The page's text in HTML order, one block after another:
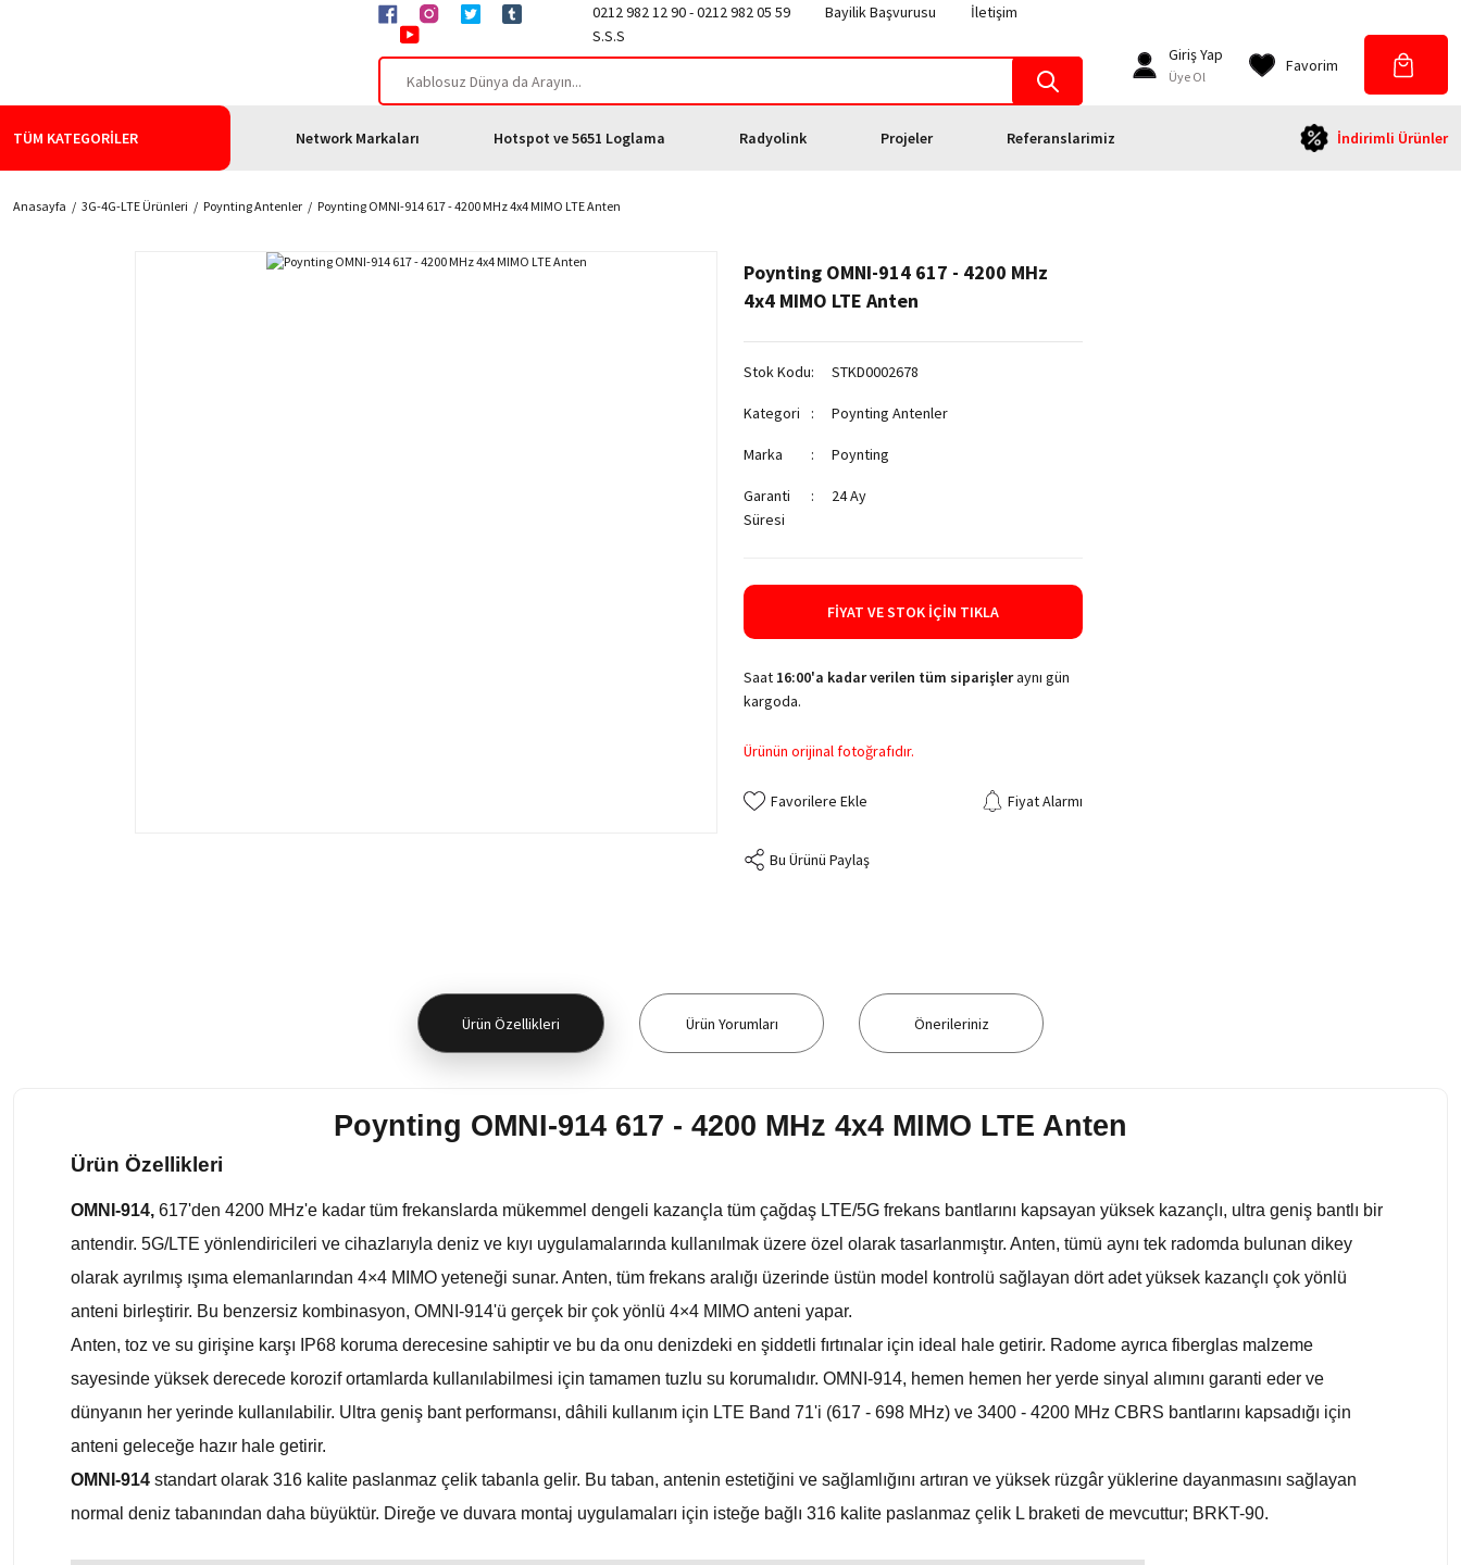
0212 982 12 90 - 0212 982 05 59 Bayilik Başvurusu
İletişim
S.S.S
Giriş Yap
Üye Ol
Favorim
TÜM KATEGORİLER Network Markaları Hotspot ve 5651 Loglama Radyolink Projeler Referanslarimiz İndirimli Ürünler
Anasayfa 3G-4G-LTE Ürünleri Poynting Antenler Poynting OMNI-914 617 - 4200 MHz 4x4 MIMO LTE Anten
Poynting OMNI-914 617 - 4200 MHz
4x4 MIMO LTE Anten
Stok Kodu STKD0002678
Kategori Poynting Antenler
Marka Poynting
Garanti
Süresi
24 Ay
FIYAT VE STOK İÇIN TIKLA
Saat 16:00'a kadar verilen tüm siparişleraynı gün
kargoda.
Ürünün orijinal fotoğrafıdır.
Fiyat Alarmı
Bu Ürünü Paylaş
Ürün Özellikleri Ürün Yorumları Önerileriniz
Poynting OMNI-914 617 - 4200 MHz 4x4 MIMO LTE Anten
Ürün Özellikleri
OMNI-914, 617'den 4200 MHz'e kadar tüm frekanslarda mükemmel dengeli kazançla tüm çağdaş LTE/5G frekans bantlarını kapsayan yüksek kazançlı, ultra geniş bantlı bir
antendir. 5G/LTE yönlendiricileri ve cihazlarıyla deniz ve kıyı uygulamalarında kullanılmak üzere özel olarak tasarlanmıştır. Anten, tümü aynı tek radomda bulunan dikey
olarak ayrılmış ışıma elemanlarından 4×4 MIMO yeteneği sunar. Anten, tüm frekans aralığı üzerinde üstün model kontrolü sağlayan dört adet yüksek kazançlı çok yönlü
anteni birleştirir. Bu benzersiz kombinasyon, OMNI-914'ü gerçek bir çok yönlü 4×4 MIMO anteni yapar.
Anten, toz ve su girişine karşı IP68 koruma derecesine sahiptir ve bu da onu denizdeki en şiddetli fırtınalar için ideal hale getirir. Radome ayrıca fiberglas malzeme
sayesinde yüksek derecede korozif ortamlarda kullanılabilmesi için tamamen tuzlu su korumalıdır. OMNI-914, hemen hemen her yerde sinyal alımını garanti eder ve
dünyanın her yerinde kullanılabilir. Ultra geniş bant performansı, dâhili kullanım için LTE Band 71'i (617 - 698 MHz) ve 3400 - 4200 MHz CBRS bantlarını kapsadığı için
anteni geleceğe hazır hale getirir.
OMNI-914 standart olarak 316 kalite paslanmaz çelik tabanla gelir. Bu taban, antenin estetiğini ve sağlamlığını artıran ve yüksek rüzgâr yüklerine dayanmasını sağlayan
normal deniz tabanından daha büyüktür. Direğe ve duvara montaj uygulamaları için isteğe bağlı 316 kalite paslanmaz çelik L braketi de mevcuttur; BRKT-90.